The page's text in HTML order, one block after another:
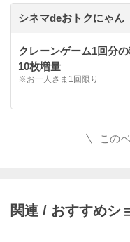
シネマdeおトクにゃん
クレーンゲーム1回分
10枚増量
※お一人さま1回限り
この
関連 / おすすめシ